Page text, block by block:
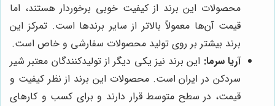
محصولات این برند از کیفیت خوبی برخوردار هستند، اما
قیمت آن‌ها معمولاً بالاتر از سایر برندها است. تمرکز این
برند بیشتر بر روی تولید محصولات سفارشی و خاص است.
آریا سرما: این برند نیز یکی دیگر از تولیدکنندگان معتبر شیر
سردکن در ایران است. محصولات این برند از نظر کیفیت و
قیمت، در سطح متوسط قرار دارند و برای کسب و کارهای